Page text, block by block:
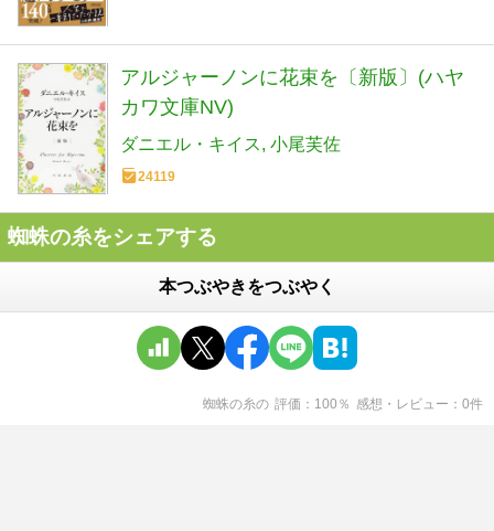
アルジャーノンに花束を〔新版〕(ハヤ
カワ文庫NV)
ダニエル・キイス 小尾芙佐
24119
蜘蛛の糸をシェアする
本つぶやきをつぶやく
蜘蛛の糸の 評価 100 ％ 感想・レビュー 0件